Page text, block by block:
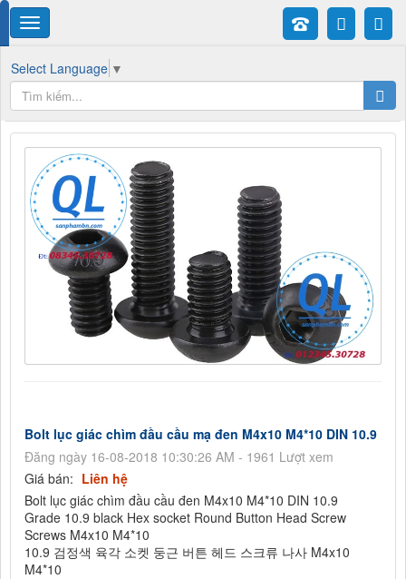
Select Language ▼
Bolt lục giác chìm đầu cầu mạ đen M4x10 M4*10 DIN 10.9
Đăng ngày 16-08-2018 10:30:26 AM - 1961 Lượt xem
Giá bán: Liên hệ
Bolt lục giác chìm đầu cầu đen M4x10 M4*10 DIN 10.9
Grade 10.9 black Hex socket Round Button Head Screw
Screws M4x10 M4*10
10.9 검정색 육각 소켓 둥근 버튼 헤드 스크류 나사 M4x10
M4*10